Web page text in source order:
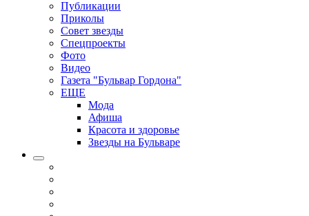
Публикации
Приколы
Совет звезды
Спецпроекты
Фото
Видео
Газета "Бульвар Гордона"
ЕЩЕ
Мода
Афиша
Красота и здоровье
Звезды на Бульваре